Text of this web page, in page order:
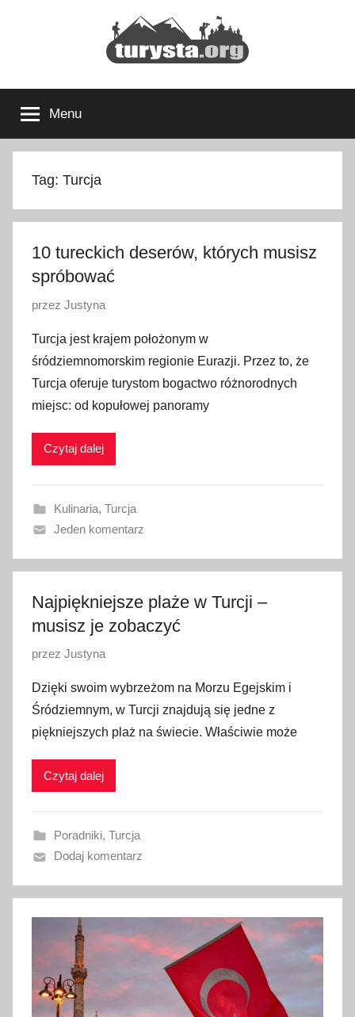
Turysta.org
podróżniczy
i
portal
turystyczny
Menu
Tag: Turcja
10 tureckich deserów, których musisz
spróbować
O
u
b
i
w
n
o
9
s
y
c
n
i
a
2
przez Justyna
Turcja jest krajem położonym w
śródziemnomorskim regionie Eurazji. Przez to, że
Turcja oferuje turystom bogactwo różnorodnych
miejsc: od kopułowej panoramy
Czytaj dalej
Kulinaria, Turcja
Jeden komentarz
Najpiękniejsze plaże w Turcji –
musisz je zobaczyć
O
u
b
l
i
a
n
1
8
c
przez Justyna
Dzięki swoim wybrzeżom na Morzu Egejskim i
Śródziemnym, w Turcji znajdują się jedne z
piękniejszych plaż na świecie. Właściwie może
Czytaj dalej
Poradniki, Turcja
Dodaj komentarz